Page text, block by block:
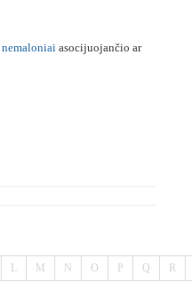
nemaloniai asocijuojančio ar
L M N O P Q R